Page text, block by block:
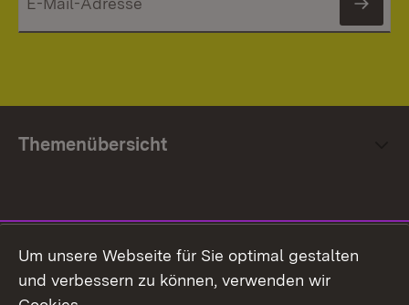
Themenübersicht
Facebook
Um unsere Webseite für Sie optimal gestalten
und verbessern zu können, verwenden wir